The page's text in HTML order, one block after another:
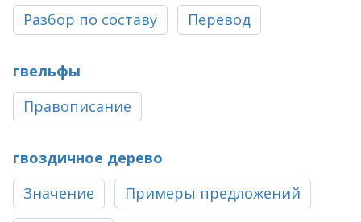
Разбор по составу Перевод
гвельфы
Правописание
гвоздичное дерево
Значение
Примеры предложений